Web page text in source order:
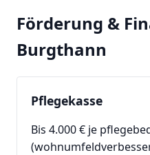
Förderung &
Burgthann
Pflegekasse
Bis 4.000 € je